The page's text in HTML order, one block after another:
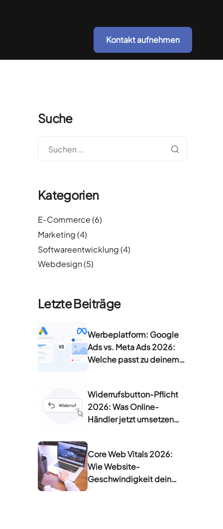
Kontakt aufnehmen
Suche
Kategorien
E-Commerce(6)
Marketing(4)
Softwareentwicklung(4)
Webdesign(5)
Letzte Beiträge
Werbeplatform: Google
Ads vs. Meta Ads 2026:
Welche passt zu deinem
Widerrufsbutton-Pflicht
2026: Was Online-
Händler jetzt umsetzen
Core Web Vitals 2026:
Wie Website-
Geschwindigkeit dein